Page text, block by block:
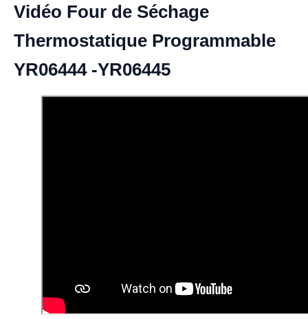
Vidéo Four de Séchage
Thermostatique Programmable
YR06444 -YR06445